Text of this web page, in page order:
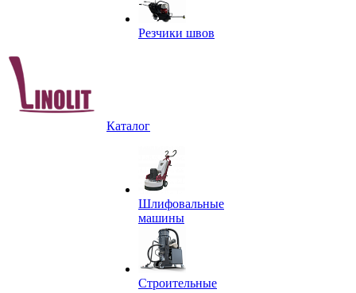
Резчики швов
Каталог
Шлифовальные
машины
Строительные